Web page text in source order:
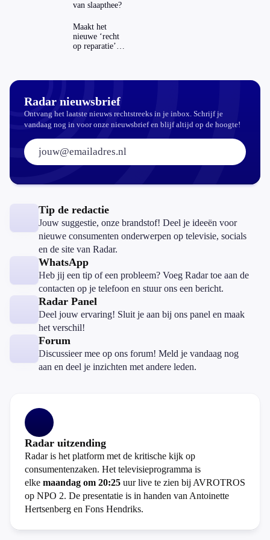
van slaapthee?
Maakt het
nieuwe ‘recht
op reparatie’
Radar nieuwsbrief
Ontvang het laatste nieuws rechtstreeks in je inbox. Schrijf je
vandaag nog in voor onze nieuwsbrief en blijf altijd op de hoogte!
E-mailadres:
Tip de redactie
Jouw suggestie, onze brandstof! Deel je ideeën voor
nieuwe consumenten onderwerpen op televisie, socials
en de site van Radar.
WhatsApp
Heb jij een tip of een probleem? Voeg Radar toe aan de
contacten op je telefoon en stuur ons een bericht.
Radar Panel
Deel jouw ervaring! Sluit je aan bij ons panel en maak
het verschil!
Forum
Discussieer mee op ons forum! Meld je vandaag nog
aan en deel je inzichten met andere leden.
Radar uitzending
Radar is het platform met de kritische kijk op
consumentenzaken. Het televisieprogramma is
elke maandag om 20:25 uur live te zien bij AVROTROS
op NPO 2. De presentatie is in handen van Antoinette
Hertsenberg en Fons Hendriks.